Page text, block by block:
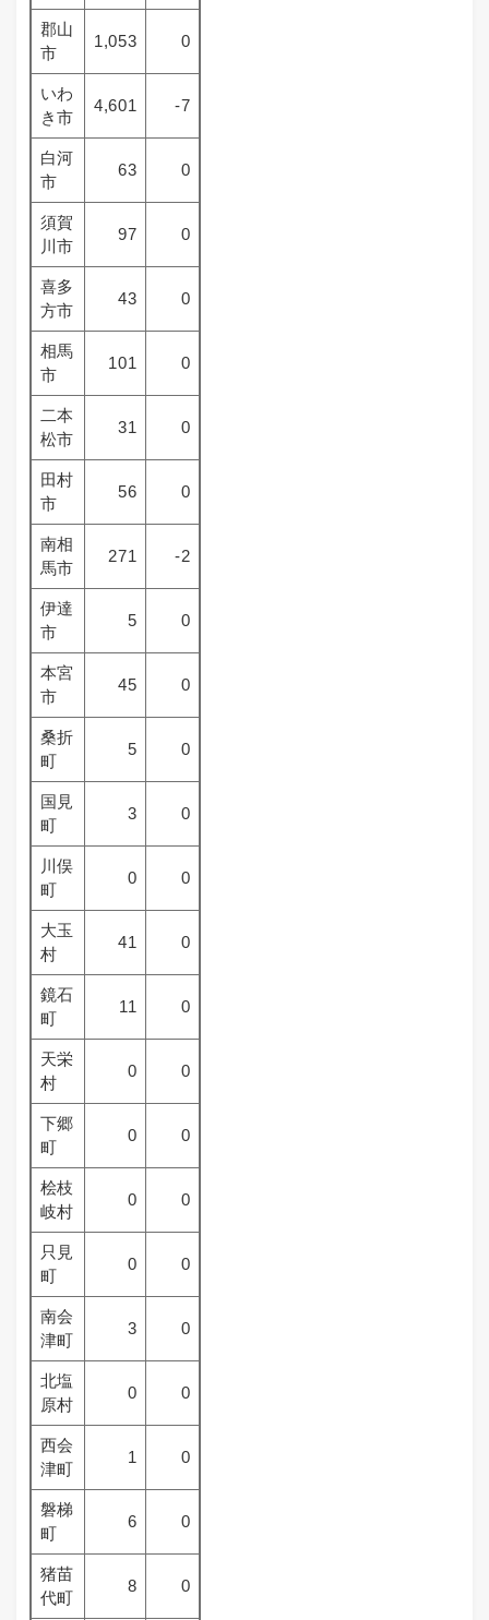
郡山
市
1,053 0
いわ
き市
4,601 -7
白河
市
63 0
須賀
川市
97 0
喜多
方市
43 0
相馬
市
101 0
二本
松市
31 0
田村
市
56 0
南相
馬市
271 -2
伊達
市
5 0
本宮
市
45 0
桑折
町
5 0
国見
町
3 0
川俣
町
0 0
大玉
村
41 0
鏡石
町
11 0
天栄
村
0 0
下郷
町
0 0
桧枝
岐村
0 0
只見
町
0 0
南会
津町
3 0
北塩
原村
0 0
西会
津町
1 0
磐梯
町
6 0
猪苗
代町
8 0